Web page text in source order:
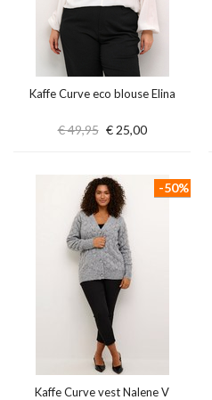
Kaffe Curve eco blouse Elina
€ 49,95 € 25,00
Kaffe Curve vest Nalene V
-50%